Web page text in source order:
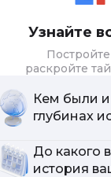
Узнайте
раскройте
Кем были
глубинах
До какого
история